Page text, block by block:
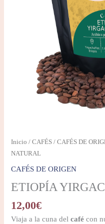
Inicio /CAFÉS /CAFÉS DE
NATURAL
CAFÉS DE ORIGEN
ETIOPÍA
12,00€
Viaja a la cuna delcafé con